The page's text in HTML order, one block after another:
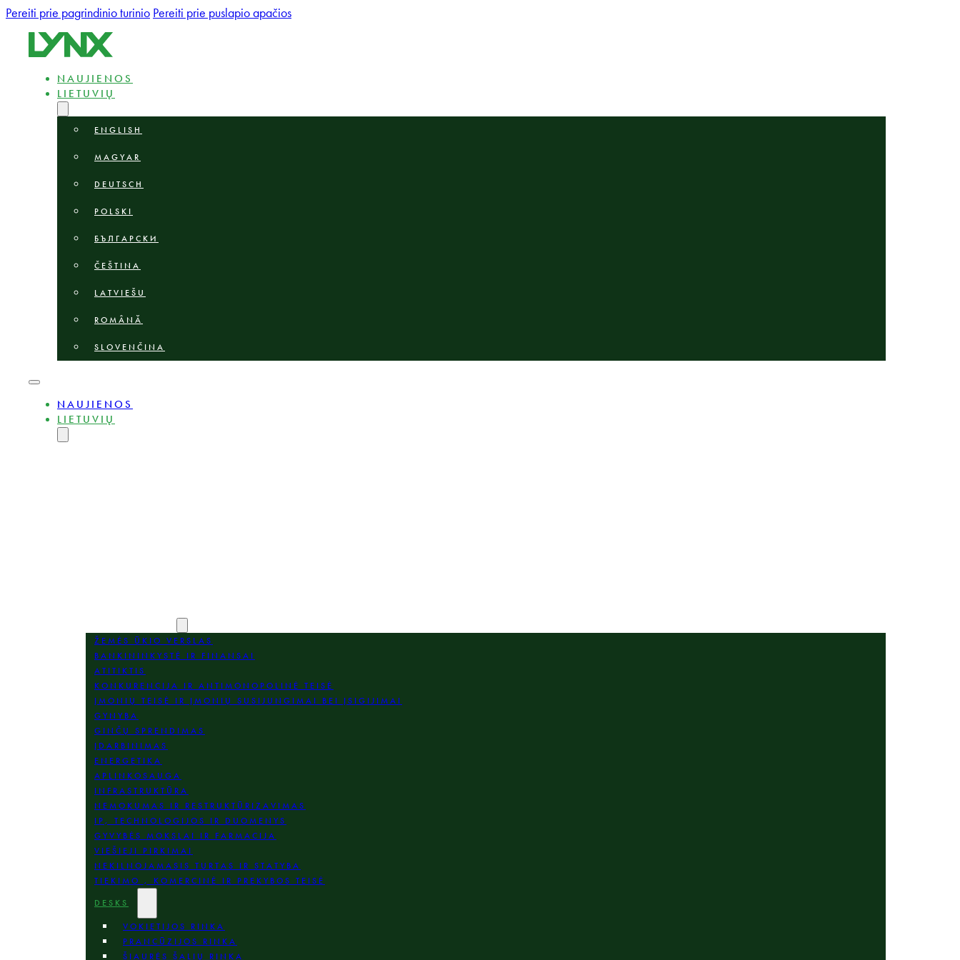
Pereiti prie pagrindinio turinio Pereiti prie puslapio apačios
NAUJIENOS
LIETUVIŲ
ENGLISH
MAGYAR
DEUTSCH
POLSKI
БЪЛГАРСКИ
ČEŠTINA
LATVIEŠU
ROMÂNĂ
SLOVENČINA
NAUJIENOS
LIETUVIŲ
ŽEMĖS ŪKIO VERSLAS
BANKININKYSTĖ IR FINANSAI
ATITIKTIS
KONKURENCIJA IR ANTIMONOPOLINĖ TEISĖ
ĮMONIŲ TEISĖ IR ĮMONIŲ SUSIJUNGIMAI BEI ĮSIGIJIMAI
GYNYBA
GINČŲ SPRENDIMAS
ĮDARBINIMAS
ENERGETIKA
APLINKOSAUGA
INFRASTRUKTŪRA
NEMOKUMAS IR RESTRUKTŪRIZAVIMAS
IP, TECHNOLOGIJOS IR DUOMENYS
GYVYBĖS MOKSLAI IR FARMACIJA
VIEŠIEJI PIRKIMAI
NEKILNOJAMASIS TURTAS IR STATYBA
TIEKIMO , KOMERCINĖ IR PREKYBOS TEISĖ
DESKS
VOKIETIJOS RINKA
PRANCŪZIJOS RINKA
ŠIAURĖS ŠALIŲ RINKA